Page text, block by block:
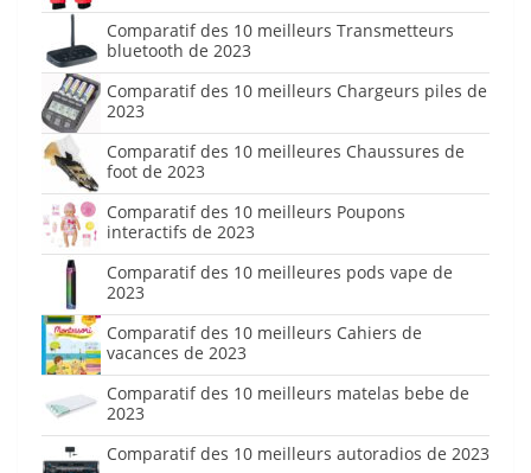
Comparatif des 10 meilleurs Transmetteurs
bluetooth de 2023
Comparatif des 10 meilleurs Chargeurs piles de
2023
Comparatif des 10 meilleures Chaussures de
foot de 2023
Comparatif des 10 meilleurs Poupons
interactifs de 2023
Comparatif des 10 meilleures pods vape de
2023
Comparatif des 10 meilleurs Cahiers de
vacances de 2023
Comparatif des 10 meilleurs matelas bebe de
2023
Comparatif des 10 meilleurs autoradios de 2023